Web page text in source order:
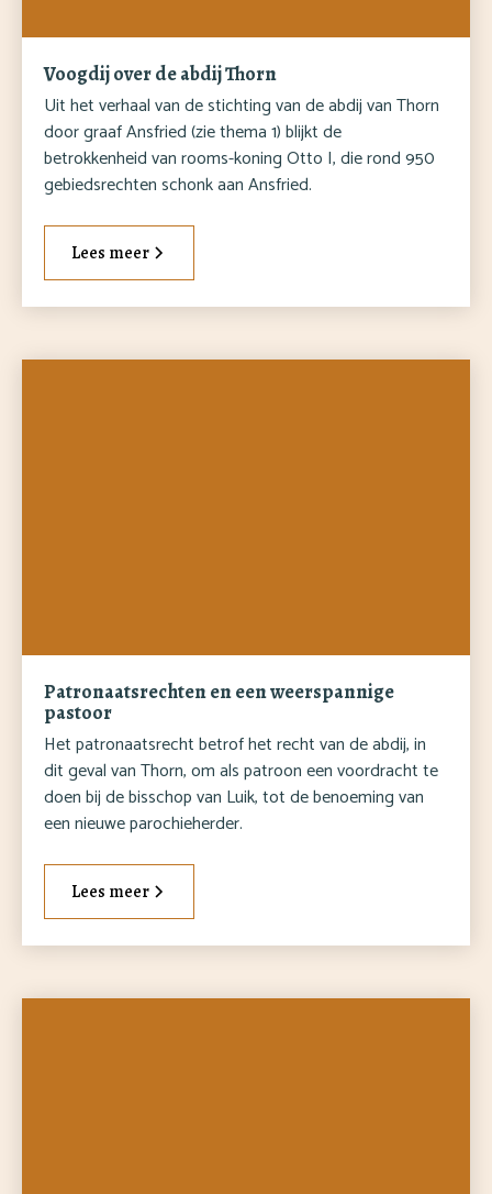
Voogdij over de abdij Thorn
Uit het verhaal van de stichting van de abdij van Thorn
door graaf Ansfried (zie thema 1) blijkt de
betrokkenheid van rooms-koning Otto I, die rond 950
gebiedsrechten schonk aan Ansfried.
Lees meer
Patronaatsrechten en een weerspannige
pastoor
Het patronaatsrecht betrof het recht van de abdij, in
dit geval van Thorn, om als patroon een voordracht te
doen bij de bisschop van Luik, tot de benoeming van
een nieuwe parochieherder.
Lees meer